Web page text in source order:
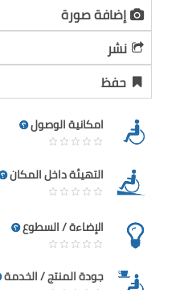
إضافة صورة
نشر
حفظ
امكانية الوصول
التهيئة داخل المكان
الإضاءة / السطوع
جودة المنتج / الخدمة